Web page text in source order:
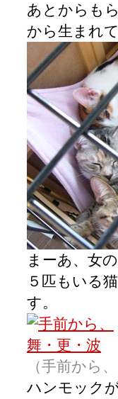
あとからも
から生まれ
まーあ、女
５匹もいる
す。
（手前から
ハンモック